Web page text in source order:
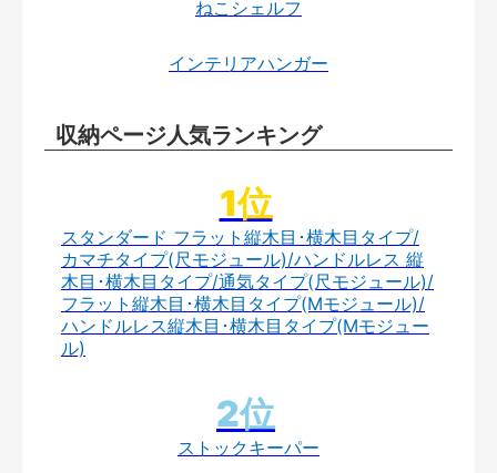
ねこシェルフ
インテリアハンガー
収納ページ人気ランキング
スタンダード フラット縦木目･横木目タイプ/
カマチタイプ(尺モジュール)/ハンドルレス 縦
木目･横木目タイプ/通気タイプ(尺モジュール)/
フラット縦木目･横木目タイプ(Mモジュール)/
ハンドルレス縦木目･横木目タイプ(Mモジュー
ル)
ストックキーパー